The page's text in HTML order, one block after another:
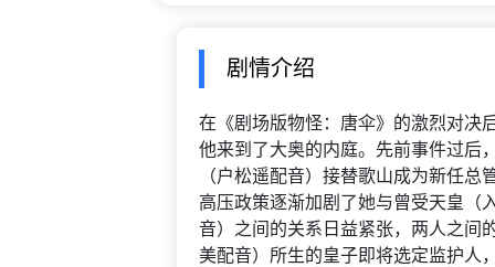
剧情介绍
在《剧场版物怪：唐伞》的激烈对决
他来到了大奥的内庭。先前事件过后
（户松遥配音）接替歌山成为新任
高压政策逐渐加剧了她与曾受天皇（
音）之间的关系日益紧张，两人之间
美配音）所生的皇子即将选定监护人